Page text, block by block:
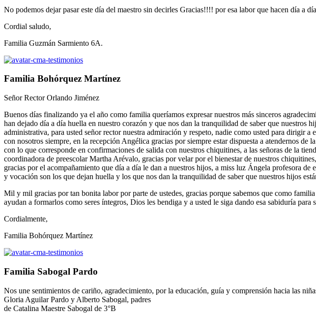
No podemos dejar pasar este día del maestro sin decirles Gracias!!!! por esa labor que hacen día a
Cordial saludo,
Familia Guzmán Sarmiento 6A.
Familia Bohórquez Martínez
Señor Rector Orlando Jiménez
Buenos días finalizando ya el año como familia queríamos expresar nuestros más sinceros
han dejado día a día huella en nuestro corazón y que nos dan la tranquilidad de saber que nuestros
administrativa, para usted señor rector nuestra admiración y respeto, nadie como usted para dirigir
con nosotros siempre, en la recepción Angélica gracias por siempre estar dispuesta a atendernos
con lo que corresponde en confirmaciones de salida con nuestros chiquitines, a las señoras de la
coordinadora de preescolar Martha Arévalo, gracias por velar por el bienestar de nuestros
gracias por el acompañamiento que día a día le dan a nuestros hijos, a miss luz Ángela profesora
y vocación son los que dejan huella y los que nos dan la tranquilidad de saber que nuestros hijos
Mil y mil gracias por tan bonita labor por parte de ustedes, gracias porque sabemos que como
ayudan a formarlos como seres íntegros, Dios les bendiga y a usted le siga dando esa sabiduría
Cordialmente,
Familia Bohórquez Martínez
Familia Sabogal Pardo
Nos une sentimientos de cariño, agradecimiento, por la educación, guía y comprensión hacia las
Gloria Aguilar Pardo y Alberto Sabogal, padres
de Catalina Maestre Sabogal de 3°B